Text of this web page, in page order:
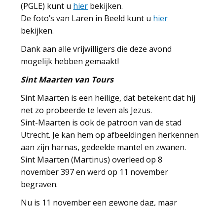
(PGLE) kunt u hier bekijken.
De foto’s van Laren in Beeld kunt u hier
bekijken.
Dank aan alle vrijwilligers die deze avond
mogelijk hebben gemaakt!
Sint Maarten van Tours
Sint Maarten is een heilige, dat betekent dat hij
net zo probeerde te leven als Jezus.
Sint-Maarten is ook de patroon van de stad
Utrecht. Je kan hem op afbeeldingen herkennen
aan zijn harnas, gedeelde mantel en zwanen.
Sint Maarten (Martinus) overleed op 8
november 397 en werd op 11 november
begraven.
Nu is 11 november een gewone dag, maar